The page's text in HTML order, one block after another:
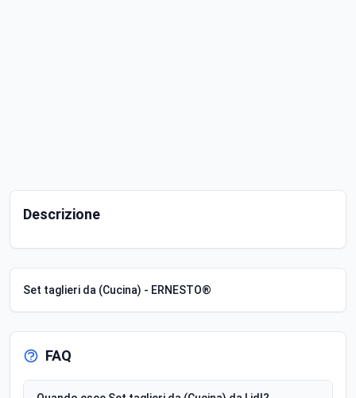
Descrizione
Set taglieri da (Cucina) - ERNESTO®
FAQ